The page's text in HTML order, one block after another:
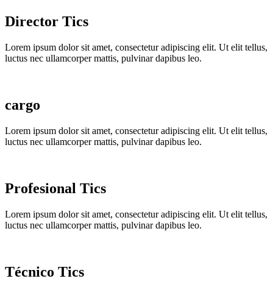
Director Tics
Lorem ipsum dolor sit amet, consectetur adipiscing elit. Ut elit tellus,
luctus nec ullamcorper mattis, pulvinar dapibus leo.
cargo
Lorem ipsum dolor sit amet, consectetur adipiscing elit. Ut elit tellus,
luctus nec ullamcorper mattis, pulvinar dapibus leo.
Profesional Tics
Lorem ipsum dolor sit amet, consectetur adipiscing elit. Ut elit tellus,
luctus nec ullamcorper mattis, pulvinar dapibus leo.
Técnico Tics